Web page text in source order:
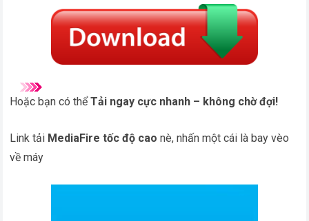
Hoặc bạn có thểTải ngay cực nhanh – không chờ đợi!
Link tải MediaFire tốc độ cao nè, nhấn một cái là bay vèo
về máy